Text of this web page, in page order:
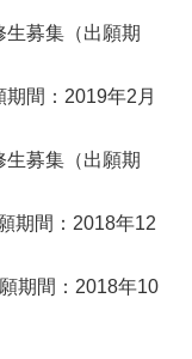
募集（出願期
間：2019年2月
募集（出願期
期間：2018年12
期間：2018年10